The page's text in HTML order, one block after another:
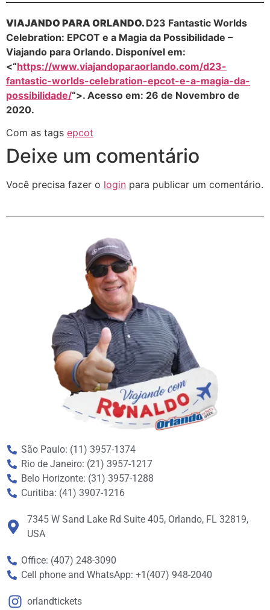
VIAJANDO PARA ORLANDO. D23 Fantastic Worlds
Celebration: EPCOT e a Magia da Possibilidade –
Viajando para Orlando. Disponível em:
<“https://www.viajandoparaorlando.com/d23-
fantastic-worlds-celebration-epcot-e-a-magia-da-
possibilidade/“>. Acesso em: 26 de Novembro de
2020.
Com as tags epcot
Deixe um comentário
Você precisa fazer o login para publicar um comentário.
São Paulo: (11) 3957-1374
Rio de Janeiro: (21) 3957-1217
Belo Horizonte: (31) 3957-1288
Curitiba: (41) 3907-1216
7345 W Sand Lake Rd Suite 405, Orlando, FL 32819,
USA
Office: (407) 248-3090
Cell phone and WhatsApp: +1(407) 948-2040
orlandtickets